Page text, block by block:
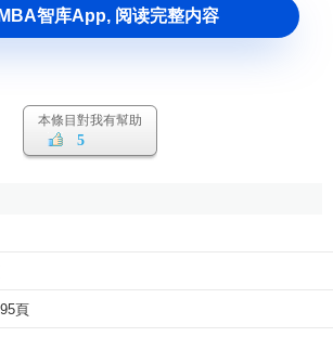
重績效.
步和發展。不少主管對這一點往往認識
工作態度
利用各種資源，採用各種靈活的工作方
制不力
作中，對員工的行為動作和細節作業
的控制，如制定標準動作、
智库App, 阅读完整内容
本條目對我有幫助
5
頁